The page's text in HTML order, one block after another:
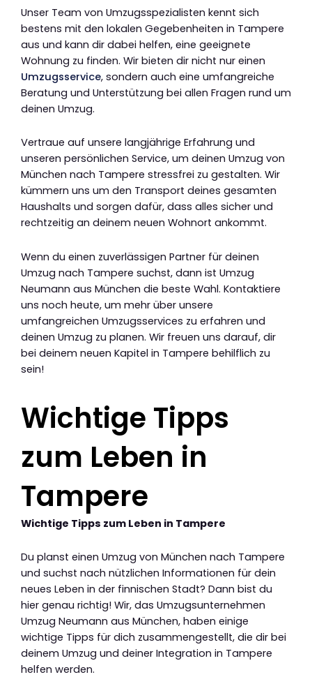
Unser Team von Umzugsspezialisten kennt sich
bestens mit den lokalen Gegebenheiten in Tampere
aus und kann dir dabei helfen, eine geeignete
Wohnung zu finden. Wir bieten dir nicht nur einen
Umzugsservice, sondern auch eine umfangreiche
Beratung und Unterstützung bei allen Fragen rund um
deinen Umzug.
Vertraue auf unsere langjährige Erfahrung und
unseren persönlichen Service, um deinen Umzug von
München nach Tampere stressfrei zu gestalten. Wir
kümmern uns um den Transport deines gesamten
Haushalts und sorgen dafür, dass alles sicher und
rechtzeitig an deinem neuen Wohnort ankommt.
Wenn du einen zuverlässigen Partner für deinen
Umzug nach Tampere suchst, dann ist Umzug
Neumann aus München die beste Wahl. Kontaktiere
uns noch heute, um mehr über unsere
umfangreichen Umzugsservices zu erfahren und
deinen Umzug zu planen. Wir freuen uns darauf, dir
bei deinem neuen Kapitel in Tampere behilflich zu
sein!
Wichtige Tipps
zum Leben in
Tampere
Wichtige Tipps zum Leben in Tampere
Du planst einen Umzug von München nach Tampere
und suchst nach nützlichen Informationen für dein
neues Leben in der finnischen Stadt? Dann bist du
hier genau richtig! Wir, das Umzugsunternehmen
Umzug Neumann aus München, haben einige
wichtige Tipps für dich zusammengestellt, die dir bei
deinem Umzug und deiner Integration in Tampere
helfen werden.